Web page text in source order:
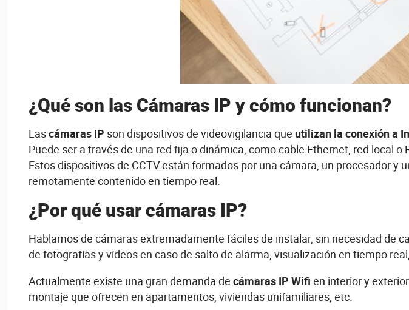
¿Qué son las Cámaras IP y cómo funcionan?
Lascámaras IP son dispositivos de videovigilancia que utilizan la conexión a
Puede ser a través de una red fija o dinámica, como cable Ethernet, red local o
Estos dispositivos de CCTV están formados por una cámara, un procesador
remotamente contenido en tiempo real.
¿Por qué usar cámaras IP?
Hablamos de cámaras extremadamente fáciles de instalar, sin necesidad de
de fotografías y vídeos en caso de salto de alarma, visualización en tiempo
Actualmente existe una gran demanda de cámaras IP Wifi en interior y
montaje que ofrecen en apartamentos, viviendas unifamiliares, etc.